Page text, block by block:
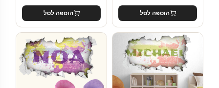
הוספה לסל הוספה לסל